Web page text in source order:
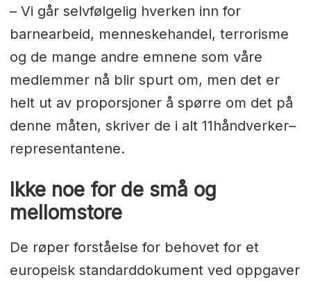
– Vi går selvfølgelig hverken inn for
barnearbeid, menneskehandel, terrorisme
og de mange andre emnene som våre
medlemmer nå blir spurt om, men det er
helt ut av proporsjoner å spørre om det på
denne måten, skriver de i alt 11håndverker–
representantene.
Ikke noe for de små og
mellomstore
De røper forståelse for behovet for et
europeisk standarddokument ved oppgaver